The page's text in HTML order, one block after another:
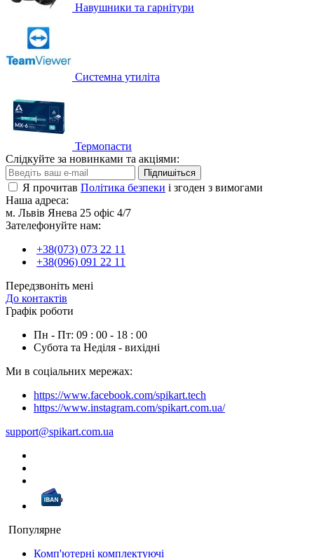
Навушники та гарнітури
Системна утиліта
Термопасти
Слідкуйте за новинками та акціями:
Підпишіться
Я прочитав Політика безпеки і згоден з вимогами
Наша адреса:
м. Львів Янева 25 офіс 4/7
Зателефонуйте нам:
+38(073) 073 22 11
+38(096) 091 22 11
Передзвоніть мені
До контактів
Графік роботи
Пн - Пт: 09 : 00 - 18 : 00
Субота та Неділя - вихідні
Ми в соціальних мережах:
https://www.facebook.com/spikart.tech
https://www.instagram.com/spikart.com.ua/
support@spikart.com.ua
Популярне
Комп'ютерні комплектуючі